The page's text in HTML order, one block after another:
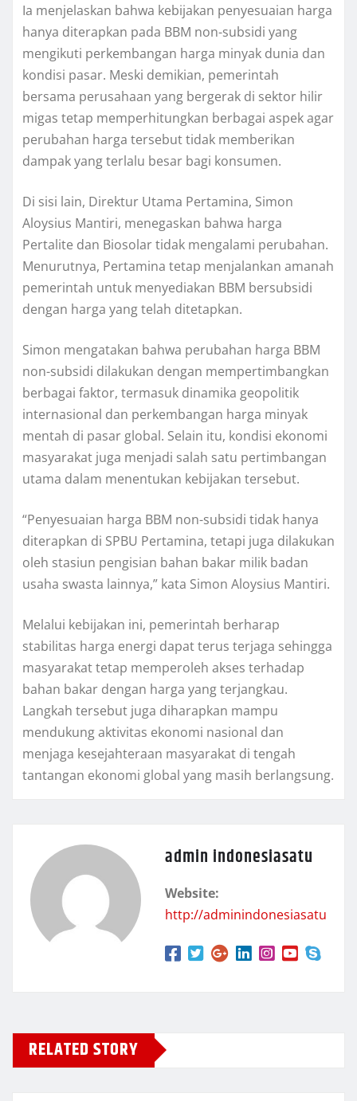
Ia menjelaskan bahwa kebijakan penyesuaian harga
hanya diterapkan pada BBM non-subsidi yang
mengikuti perkembangan harga minyak dunia dan
kondisi pasar. Meski demikian, pemerintah
bersama perusahaan yang bergerak di sektor hilir
migas tetap memperhitungkan berbagai aspek agar
perubahan harga tersebut tidak memberikan
dampak yang terlalu besar bagi konsumen.
Di sisi lain, Direktur Utama Pertamina, Simon
Aloysius Mantiri, menegaskan bahwa harga
Pertalite dan Biosolar tidak mengalami perubahan.
Menurutnya, Pertamina tetap menjalankan amanah
pemerintah untuk menyediakan BBM bersubsidi
dengan harga yang telah ditetapkan.
Simon mengatakan bahwa perubahan harga BBM
non-subsidi dilakukan dengan mempertimbangkan
berbagai faktor, termasuk dinamika geopolitik
internasional dan perkembangan harga minyak
mentah di pasar global. Selain itu, kondisi ekonomi
masyarakat juga menjadi salah satu pertimbangan
utama dalam menentukan kebijakan tersebut.
“Penyesuaian harga BBM non-subsidi tidak hanya
diterapkan di SPBU Pertamina, tetapi juga dilakukan
oleh stasiun pengisian bahan bakar milik badan
usaha swasta lainnya,” kata Simon Aloysius Mantiri.
Melalui kebijakan ini, pemerintah berharap
stabilitas harga energi dapat terus terjaga sehingga
masyarakat tetap memperoleh akses terhadap
bahan bakar dengan harga yang terjangkau.
Langkah tersebut juga diharapkan mampu
mendukung aktivitas ekonomi nasional dan
menjaga kesejahteraan masyarakat di tengah
tantangan ekonomi global yang masih berlangsung.
admin indonesiasatu
Website:
http://adminindonesiasatu
RELATED STORY